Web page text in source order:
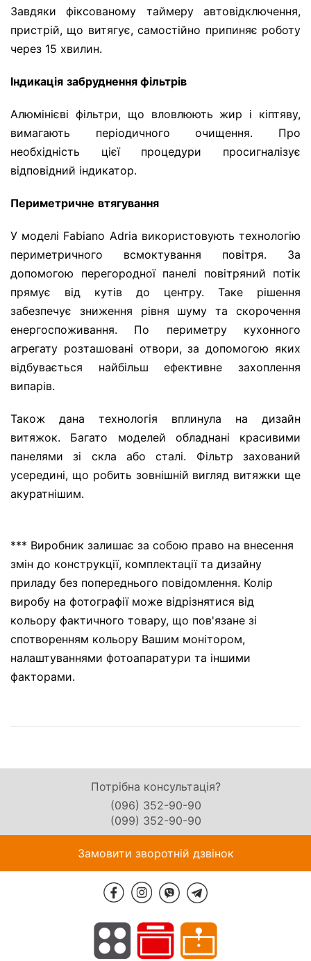
Завдяки фіксованому таймеру автовідключення,
пристрій, що витягує, самостійно припиняє роботу
через 15 хвилин.
Індикація забруднення фільтрів
Алюмінієві фільтри, що вловлюють жир і кіптяву,
вимагають періодичного очищення. Про
необхідність цієї процедури просигналізує
відповідний індикатор.
Периметричне втягування
У моделі Fabiano Adria використовують технологію
периметричного всмоктування повітря. За
допомогою перегородної панелі повітряний потік
прямує від кутів до центру. Таке рішення
забезпечує зниження рівня шуму та скорочення
енергоспоживання. По периметру кухонного
агрегату розташовані отвори, за допомогою яких
відбувається найбільш ефективне захоплення
випарів.
Також дана технологія вплинула на дизайн
витяжок. Багато моделей обладнані красивими
панелями зі скла або сталі. Фільтр захований
усередині, що робить зовнішній вигляд витяжки ще
акуратнішим.
*** Виробник залишає за собою право на внесення
змін до конструкції, комплектації та дизайну
приладу без попереднього повідомлення. Колір
виробу на фотографії може відрізнятися від
кольору фактичного товару, що пов'язане зі
спотворенням кольору Вашим монітором,
налаштуваннями фотоапаратури та іншими
факторами.
Потрібна консультація?
(096) 352-90-90
(099) 352-90-90
Замовити зворотній дзвінок